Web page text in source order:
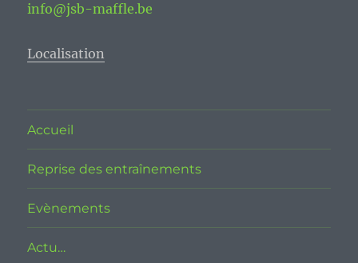
info@jsb-maffle.be
Localisation
Accueil
Reprise des entraînements
Evènements
Actu…